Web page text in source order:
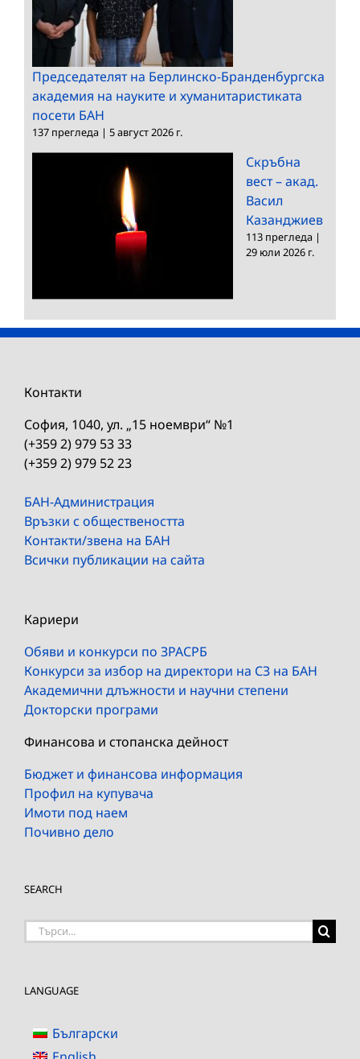
Председателят на Берлинско-Бранденбургска
академия на науките и хуманитаристиката
посети БАН
137 прегледа | 5 август 2026 г.
Скръбна
вест – акад.
Васил
Казанджиев
113 прегледа |
29 юли 2026 г.
Контакти
София, 1040, ул. „15 ноември“ №1
(+359 2) 979 53 33
(+359 2) 979 52 23
БАН-Администрация
Връзки с обществеността
Контакти/звена на БАН
Всички публикации на сайта
Кариери
Обяви и конкурси по ЗРАСРБ
Конкурси за избор на директори на СЗ на БАН
Академични длъжности и научни степени
Докторски програми
Финансова и стопанска дейност
Бюджет и финансова информация
Профил на купувача
Имоти под наем
Почивно дело
SEARCH
Търсене
LANGUAGE
Български